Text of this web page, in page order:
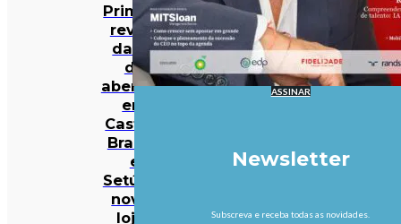
Primark
revela
datas
de
abertura
em
Castelo
Branco
e
Setúbal:
novas
lojas
ASSINAR
Newsletter
Subscreva e receba todas as novidades.